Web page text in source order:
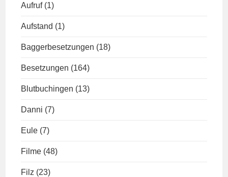
Aufruf (1)
Aufstand (1)
Baggerbesetzungen (18)
Besetzungen (164)
Blutbuchingen (13)
Danni (7)
Eule (7)
Filme (48)
Filz (23)